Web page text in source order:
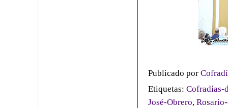
Publicado por
Etiquetas: Cofradías-
José-Obrero,